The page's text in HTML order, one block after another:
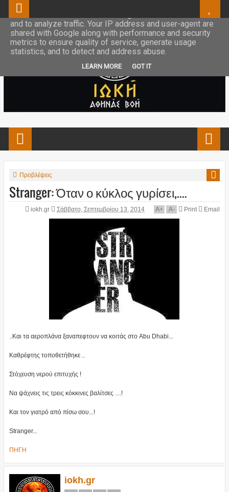
Προβλέψεις
Stranger: Όταν ο κύκλος γυρίσει,....
iokh.gr Σάββατο, Σεπτεμβρίου 13, 2014 A+ A- Print Email
..Και τα αεροπλάνα ξαναπεφτουν να κοιτάς στο Abu Dhabi...
Καθρέφτης τοποθετήθηκε ..
Στόχευση νερού επιτυχής !
Να ψάχνεις τις τρεις κόκκινες βαλίτσες ....!
Και τον γιατρό από πίσω σου...!
Stranger...
ΠΗΓΗ
iokh.gr
This site uses cookies from Google to deliver its services
and to analyze traffic. Your IP address and user-agent are
shared with Google along with performance and security
metrics to ensure quality of service, generate usage
statistics, and to detect and address abuse.
LEARN MORE GOT IT